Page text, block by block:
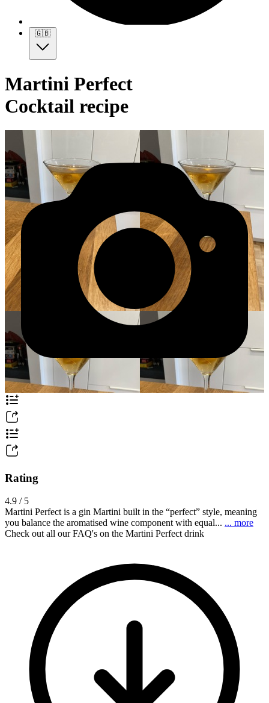
🇬🇧
Martini Perfect
Cocktail recipe
Rating
4.9 / 5
Martini Perfect is a gin Martini built in the “perfect” style, meaning
you balance the aromatised wine component with equal... ... more
Check out all our FAQ's on the Martini Perfect drink